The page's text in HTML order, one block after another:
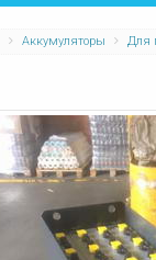
Аккумуляторы Для